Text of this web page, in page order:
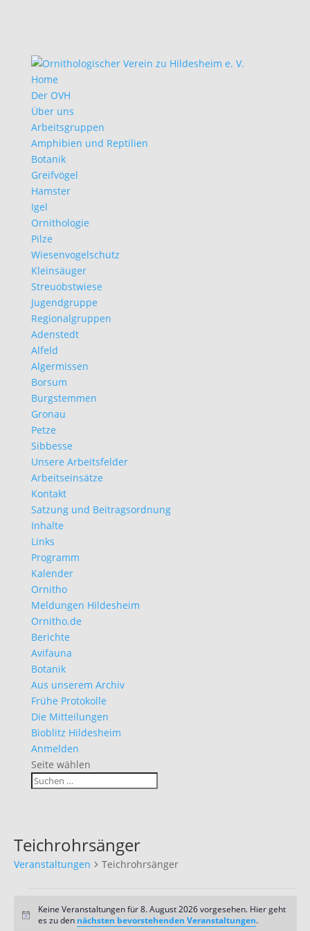
Home
Der OVH
Über uns
Arbeitsgruppen
Amphibien und Reptilien
Botanik
Greifvögel
Hamster
Igel
Ornithologie
Pilze
Wiesenvogelschutz
Kleinsäuger
Streuobstwiese
Jugendgruppe
Regionalgruppen
Adenstedt
Alfeld
Algermissen
Borsum
Burgstemmen
Gronau
Petze
Sibbesse
Unsere Arbeitsfelder
Arbeitseinsätze
Kontakt
Satzung und Beitragsordnung
Inhalte
Links
Programm
Kalender
Ornitho
Meldungen Hildesheim
Ornitho.de
Berichte
Avifauna
Botanik
Aus unserem Archiv
Frühe Protokolle
Die Mitteilungen
Bioblitz Hildesheim
Anmelden
Seite wählen
Teichrohrsänger
Veranstaltungen Teichrohrsänger
für
Hinweis
Keine Veranstaltungen für 8. August 2026 vorgesehen. Hier geht
es zu den nächsten bevorstehenden Veranstaltungen.